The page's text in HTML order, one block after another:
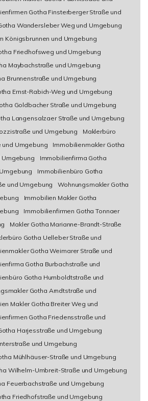
Gotha Finsterberger Straße und
Wandersleber Weg und Umgebung
Königsbrunnen und Umgebung
Friedhofsweg und Umgebung
Maybachstraße und Umgebung
Brunnenstraße und Umgebung
Ernst-Rabich-Weg und Umgebung
Goldbacher Straße und Umgebung
Langensalzaer Straße und Umgebung
und Umgebung
Maklerbüro
und Umgebung
Immobilienmakler Gotha
Umgebung
Immobilienfirma Gotha
Immobilienbüro Gotha
und Umgebung
Wohnungsmakler Gotha
Immobilien Makler Gotha
Immobilienfirmen Gotha Tonnaer
Makler Gotha Marianne-Brandt-Straße
Gotha Uelleber Straße und
Gotha Weimarer Straße und
Gotha Burbachstraße und
Gotha Humboldtstraße und
Gotha Arndtstraße und
Makler Gotha Breiter Weg und
Gotha Friedensstraße und
Harjesstraße und Umgebung
und Umgebung
Mühlhäuser-Straße und Umgebung
Wilhelm-Umbreit-Straße und Umgebung
Feuerbachstraße und Umgebung
Friedhofstraße und Umgebung